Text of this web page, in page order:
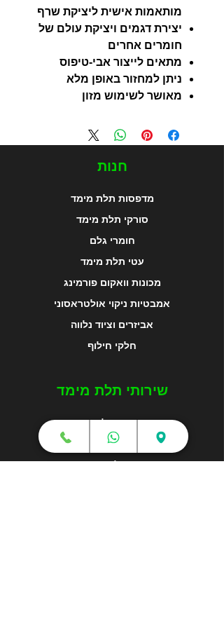
מותאמות אישית ליציקת שרף
יצירת דגמים ויציקת עולם של
חומרים אחרים
מתאים לייצור אבי-טיפוס
ניתן למחזור באופן מלא
מאושר לשימוש מזון
חנות
מדפסות תלת מימד
סורקי תלת מימד
חומרי גלם
עטי תלת מימד
מכונות וואקום פורמינג
אמבטיות ניקוי אולטראסוני
אביזרים וציוד נלווה
חלקי חילוף
שירותי תלת מימד
הדפסה בתלת מימד
קורסים והדרכות
גלריה